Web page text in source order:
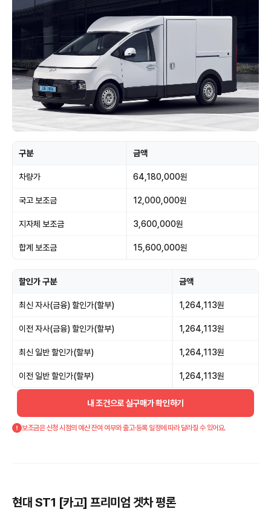
구분 금액
차량가 64,180,000원
국고 보조금 12,000,000원
지자체 보조금 3,600,000원
합계 보조금 15,600,000원
할인가 구분 금액
최신 자사(금융) 할인가(할부) 1,264,113원
이전 자사(금융) 할인가(할부) 1,264,113원
최신 일반 할인가(할부) 1,264,113원
이전 일반 할인가(할부) 1,264,113원
내 조건으로 실구매가 확인하기
보조금은 신청 시점의 예산 잔여 여부와 출고·등록 일정에 따라 달라질 수 있어요.
현대 ST1 [카고] 프리미엄 겟차 평론